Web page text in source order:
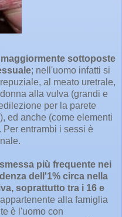
sottoposte
; nell'uomo infatti si
al meato uretrale,
alla vulva (grandi e
per la parete
ed anche (come elementi
entrambi i sessi è
più frequente nei
dell'1% circa nella
soprattutto tra i 16 e
alla famiglia
è l'uomo con